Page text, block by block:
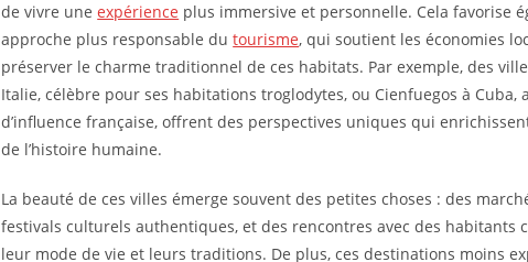
de vivre uneexpérience plus immersive et personnelle. Cela favorise
approche plus responsable dutourisme, qui soutient les économies
préserver le charme traditionnel de ces habitats. Par exemple, des
Italie, célèbre pour ses habitations troglodytes, ou Cienfuegos à Cuba,
d’influence française, offrent des perspectives uniques qui
de l’histoire humaine.
La beauté de ces villes émerge souvent des petites choses : des
festivals culturels authentiques, et des rencontres avec des habitants
leur mode de vie et leurs traditions. De plus, ces destinations moins